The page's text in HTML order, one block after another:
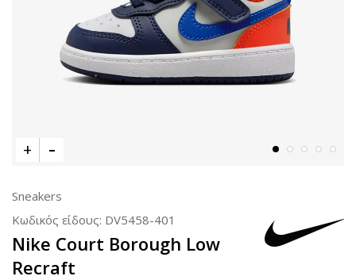
Sneakers
Κωδικός είδους: DV5458-401
Nike Court Borough Low
Recraft